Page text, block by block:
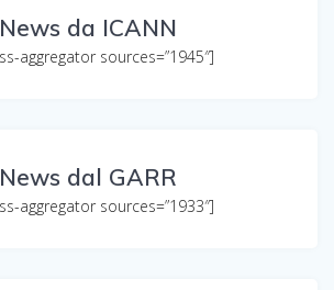
News da ICANN
aggregator sources=”1945″]
News dal GARR
aggregator sources=”1933″]